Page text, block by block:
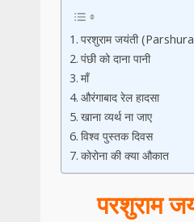
परशुराम जयंती
पंछी को दाना पानी
माँ
औरंगाबाद रेल हादसा
खाना व्यर्थ ना जाए
विश्व पुस्तक दिवस
कोरोना की क्या औकात
परशुराम